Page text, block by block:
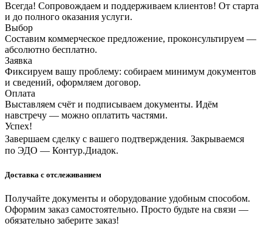
Всегда! Сопровождаем и поддерживаем клиентов! От старта
и до полного оказания услуги.
Выбор
Составим коммерческое предложение, проконсультируем —
абсолютно бесплатно.
Заявка
Фиксируем вашу проблему: собираем минимум документов
и сведений, оформляем договор.
Оплата
Выставляем счёт и подписываем документы. Идём
навстречу — можно оплатить частями.
Успех!
Завершаем сделку с вашего подтверждения. Закрываемся
по ЭДО — Контур.Диадок.
Доставка с отслеживанием
Получайте документы и оборудование удобным способом.
Оформим заказ самостоятельно. Просто будьте на связи —
обязательно заберите заказ!